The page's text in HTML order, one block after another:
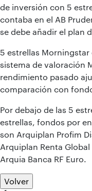
de inversión con 5
contaba en el AB
se debe añadir el plan
5 estrellas
sistema de valoración
rendimiento pasado
comparación con
Por debajo de las 5
estrellas, fondos por
son Arquiplan Profim
Arquiplan Renta Global
Arquia Banca RF Euro.
Volver